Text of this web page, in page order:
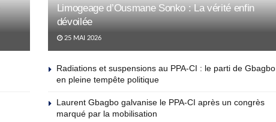
Limogeage d’Ousmane Sonko : La vérité enfin
dévoilée
25 MAI 2026
Radiations et suspensions au PPA-CI : le parti de Gbagbo
en pleine tempête politique
Laurent Gbagbo galvanise le PPA-CI après un congrès
marqué par la mobilisation